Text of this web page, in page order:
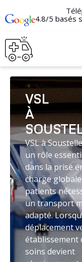
4.8/5 basés
VSL
À
VSL à
un rôle
dans la prise
charge
patients
un transport
adapté.
déplacement
établissement
soins devient